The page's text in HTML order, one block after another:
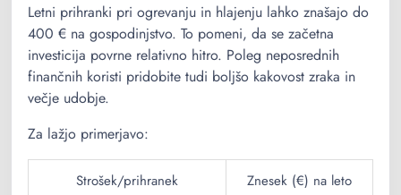
Letni prihranki pri ogrevanju in hlajenju lahko znašajo do
400 € na gospodinjstvo. To pomeni, da se začetna
investicija povrne relativno hitro. Poleg neposrednih
finančnih koristi pridobite tudi boljšo kakovost zraka in
večje udobje.
Za lažjo primerjavo:
Strošek/prihranek Znesek (€) na leto